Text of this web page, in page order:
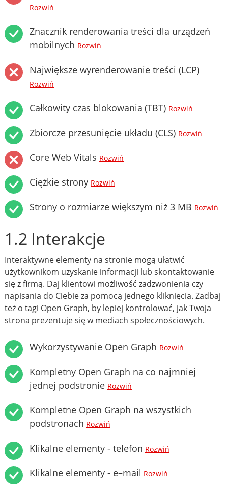
Rozwiń
Znacznik renderowania treści dla urządzeń
mobilnych Rozwiń
Największe wyrenderowanie treści (LCP)
Rozwiń
Całkowity czas blokowania (TBT) Rozwiń
Zbiorcze przesunięcie układu (CLS) Rozwiń
Core Web Vitals Rozwiń
Ciężkie strony Rozwiń
Strony o rozmiarze większym niż 3 MB Rozwiń
1.2 Interakcje
Interaktywne elementy na stronie mogą ułatwić
użytkownikom uzyskanie informacji lub skontaktowanie
się z firmą. Daj klientowi możliwość zadzwonienia czy
napisania do Ciebie za pomocą jednego kliknięcia. Zadbaj
też o tagi Open Graph, by lepiej kontrolować, jak Twoja
strona prezentuje się w mediach społecznościowych.
Wykorzystywanie Open Graph Rozwiń
Kompletny Open Graph na co najmniej
jednej podstronie Rozwiń
Kompletne Open Graph na wszystkich
podstronach Rozwiń
Klikalne elementy - telefon Rozwiń
Klikalne elementy - e–mail Rozwiń